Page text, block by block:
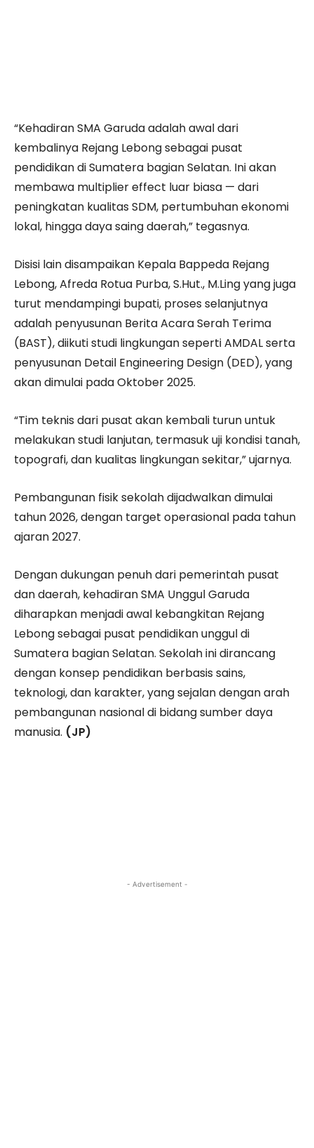
“Kehadiran SMA Garuda adalah awal dari
kembalinya Rejang Lebong sebagai pusat
pendidikan di Sumatera bagian Selatan. Ini akan
membawa multiplier effect luar biasa — dari
peningkatan kualitas SDM, pertumbuhan ekonomi
lokal, hingga daya saing daerah,” tegasnya.
Disisi lain disampaikan Kepala Bappeda Rejang
Lebong, Afreda Rotua Purba, S.Hut., M.Ling yang juga
turut mendampingi bupati, proses selanjutnya
adalah penyusunan Berita Acara Serah Terima
(BAST), diikuti studi lingkungan seperti AMDAL serta
penyusunan Detail Engineering Design (DED), yang
akan dimulai pada Oktober 2025.
“Tim teknis dari pusat akan kembali turun untuk
melakukan studi lanjutan, termasuk uji kondisi tanah,
topografi, dan kualitas lingkungan sekitar,” ujarnya.
Pembangunan fisik sekolah dijadwalkan dimulai
tahun 2026, dengan target operasional pada tahun
ajaran 2027.
Dengan dukungan penuh dari pemerintah pusat
dan daerah, kehadiran SMA Unggul Garuda
diharapkan menjadi awal kebangkitan Rejang
Lebong sebagai pusat pendidikan unggul di
Sumatera bagian Selatan. Sekolah ini dirancang
dengan konsep pendidikan berbasis sains,
teknologi, dan karakter, yang sejalan dengan arah
pembangunan nasional di bidang sumber daya
manusia. (JP)
- Advertisement -